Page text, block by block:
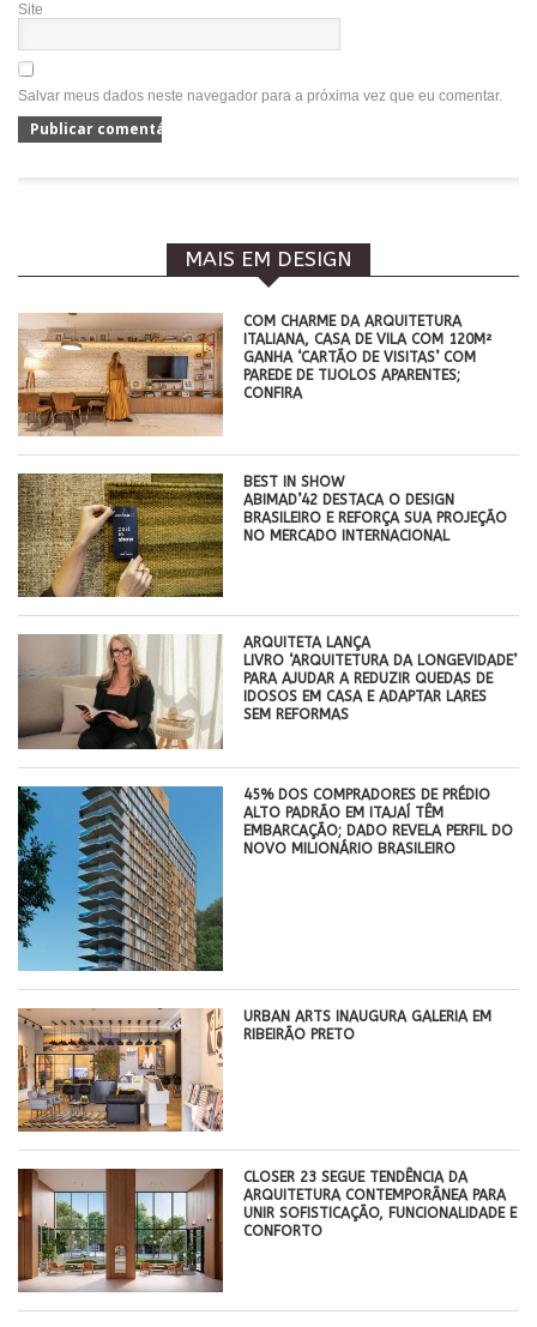
Site
Salvar meus dados neste navegador para a próxima vez que eu comentar.
MAIS EM DESIGN
COM CHARME DA ARQUITETURA
ITALIANA, CASA DE VILA COM 120M²
GANHA ‘CARTÃO DE VISITAS’ COM
PAREDE DE TIJOLOS APARENTES;
CONFIRA
BEST IN SHOW
ABIMAD’42 DESTACA O DESIGN
BRASILEIRO E REFORÇA SUA PROJEÇÃO
NO MERCADO INTERNACIONAL
ARQUITETA LANÇA
LIVRO ‘ARQUITETURA DA LONGEVIDADE’
PARA AJUDAR A REDUZIR QUEDAS DE
IDOSOS EM CASA E ADAPTAR LARES
SEM REFORMAS
45% DOS COMPRADORES DE PRÉDIO
ALTO PADRÃO EM ITAJAÍ TÊM
EMBARCAÇÃO; DADO REVELA PERFIL DO
NOVO MILIONÁRIO BRASILEIRO
​URBAN ARTS INAUGURA GALERIA EM
RIBEIRÃO PRETO
CLOSER 23 SEGUE TENDÊNCIA DA
ARQUITETURA CONTEMPORÂNEA PARA
UNIR SOFISTICAÇÃO, FUNCIONALIDADE E
CONFORTO